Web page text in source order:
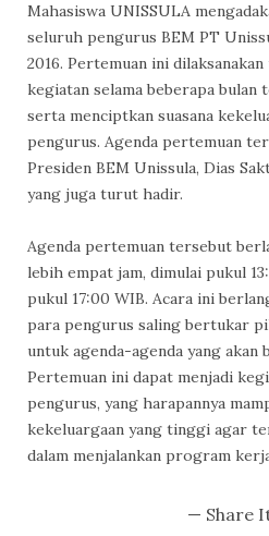
Mahasiswa UNISSULA
seluruh pengurus BEM PT
2016. Pertemuan ini
kegiatan selama beberapa
serta menciptkan suasana
pengurus. Agenda pertemuan
Presiden BEM Unissula, Dias
yang juga turut hadir.
Agenda pertemuan tersebut
lebih empat jam, dimulai pukul
pukul 17:00 WIB. Acara ini
para pengurus saling bertukar
untuk agenda-agenda yang akan
Pertemuan ini dapat menjadi
pengurus, yang harapannya
kekeluargaan yang tinggi agar
dalam menjalankan program
— Share